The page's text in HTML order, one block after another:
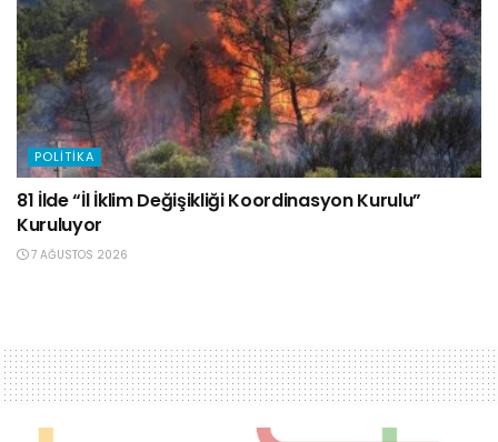
POLITIKA
81 İlde “İl İklim Değişikliği Koordinasyon Kurulu”
Kuruluyor
7 AĞUSTOS 2026